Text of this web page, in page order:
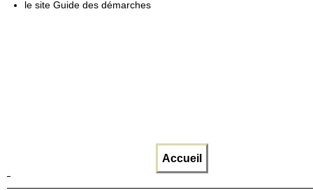
le site Guide des démarches
Accueil